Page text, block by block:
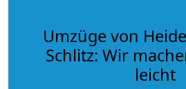
Umzüge von
Schlitz: Wir
leicht